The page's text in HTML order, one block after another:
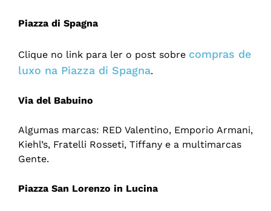
Piazza di Spagna
Clique no link para ler o post sobre compras de
luxo na Piazza di Spagna.
Via del Babuino
Algumas marcas: RED Valentino, Emporio Armani,
Kiehl’s, Fratelli Rosseti, Tiffany e a multimarcas
Gente.
Piazza San Lorenzo in Lucina